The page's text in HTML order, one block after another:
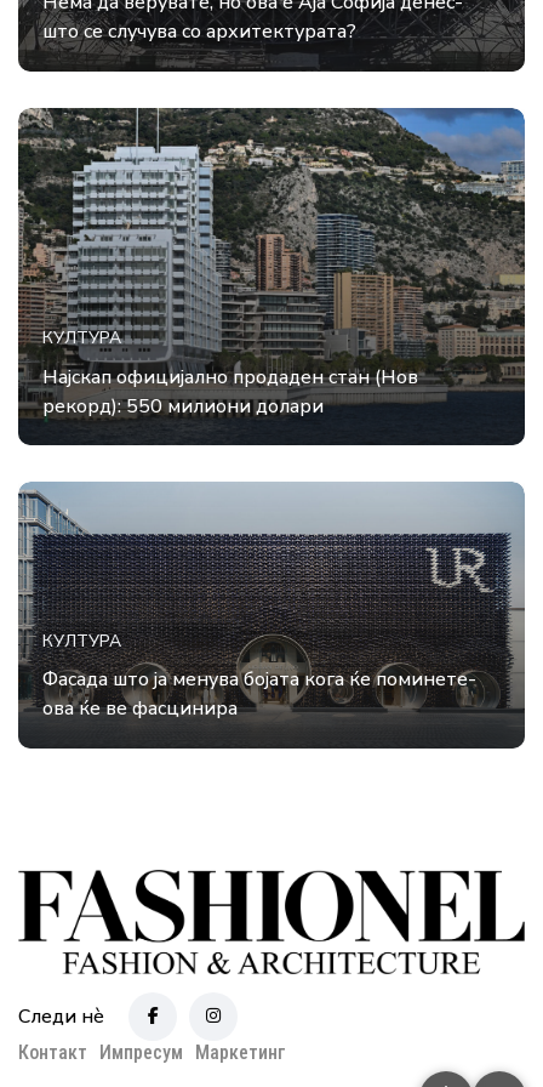
што се случува со архитектурата?
КУЛТУРА
Најскап официјално продаден стан (Нов
рекорд): 550 милиони долари
КУЛТУРА
Фасада што ја менува бојата кога ќе поминете-
ова ќе ве фасцинира
Следи нè
Контакт Импресум
Маркетинг